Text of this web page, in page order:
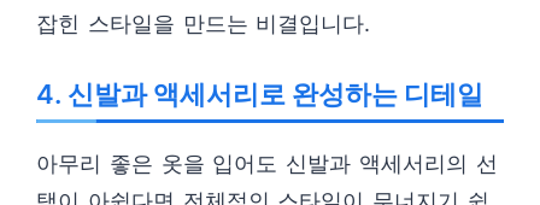
잡힌 스타일을 만드는 비결입니다.
4. 신발과 액세서리로 완성하는 디테일
아무리 좋은 옷을 입어도 신발과 액세서리의 선